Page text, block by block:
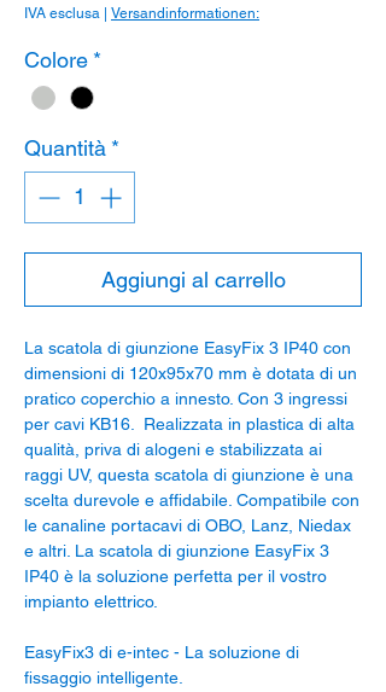
IVA esclusa | Versandinformationen:
Colore *
Quantità *
Aggiungi al carrello
La scatola di giunzione EasyFix 3 IP40 con
dimensioni di 120x95x70 mm è dotata di un
pratico coperchio a innesto. Con 3 ingressi
per cavi KB16. Realizzata in plastica di alta
qualità, priva di alogeni e stabilizzata ai
raggi UV, questa scatola di giunzione è una
scelta durevole e affidabile. Compatibile con
le canaline portacavi di OBO, Lanz, Niedax
e altri. La scatola di giunzione EasyFix 3
IP40 è la soluzione perfetta per il vostro
impianto elettrico.
EasyFix3 di e-intec - La soluzione di
fissaggio intelligente.